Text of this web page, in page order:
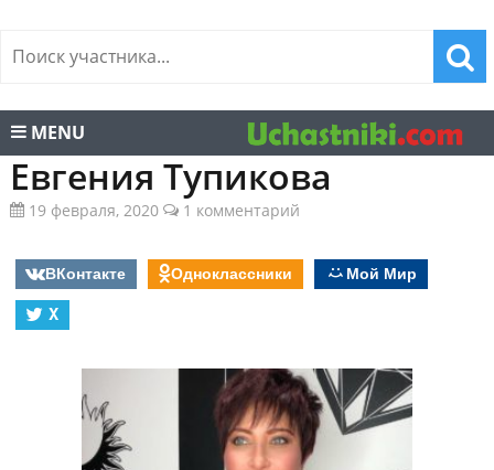
MENU
Евгения Тупикова
19 февраля, 2020 1 комментарий
ВКонтакте Одноклассники
Мой Мир
X